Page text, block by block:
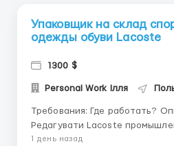
Упаковщик на склад
одежды обуви Lacoste
1300 $
Personal Work Ілля
Требования: Где работать? Опис вакансії
Редагувати Lacoste промышленная компания,
специализирующаяся на
1 день назад